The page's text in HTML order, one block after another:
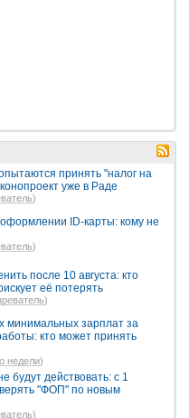
принять "налог на
уже в Раде
)
ID-карты: кому не
)
после 10 августа: кто
её потерять
)
минимальных зарплат за
кто может принять
недели)
действовать: с 1
"ФОП" по новым
)